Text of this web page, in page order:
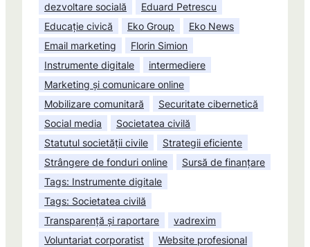
dezvoltare socială
Eduard Petrescu
Educație civică
Eko Group
Eko News
Email marketing
Florin Simion
Instrumente digitale
intermediere
Marketing și comunicare online
Mobilizare comunitară
Securitate cibernetică
Social media
Societatea civilă
Statutul societății civile
Strategii eficiente
Strângere de fonduri online
Sursă de finanțare
Tags: Instrumente digitale
Tags: Societatea civilă
Transparență și raportare
vadrexim
Voluntariat corporatist
Website profesional